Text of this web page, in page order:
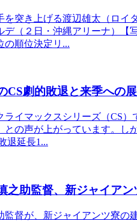
を突き上げる渡辺雄太（
デ（２日・沖縄アリーナ）
の順位決定リ...
CS劇的敗退と来季への
ライマックスシリーズ（CS
との声が上がっています。し
退延長1...
之助監督、新ジャイア
監督が、新ジャイアンツ寮の